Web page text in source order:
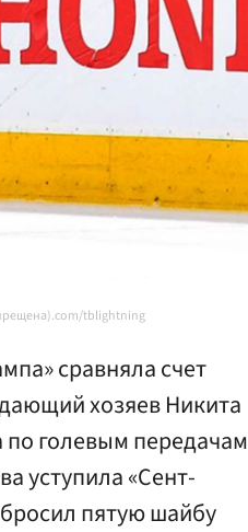
tblightning
сравняла счет
хозяев Никита
по голевым передачам
уступила «Сент-
пятую шайбу